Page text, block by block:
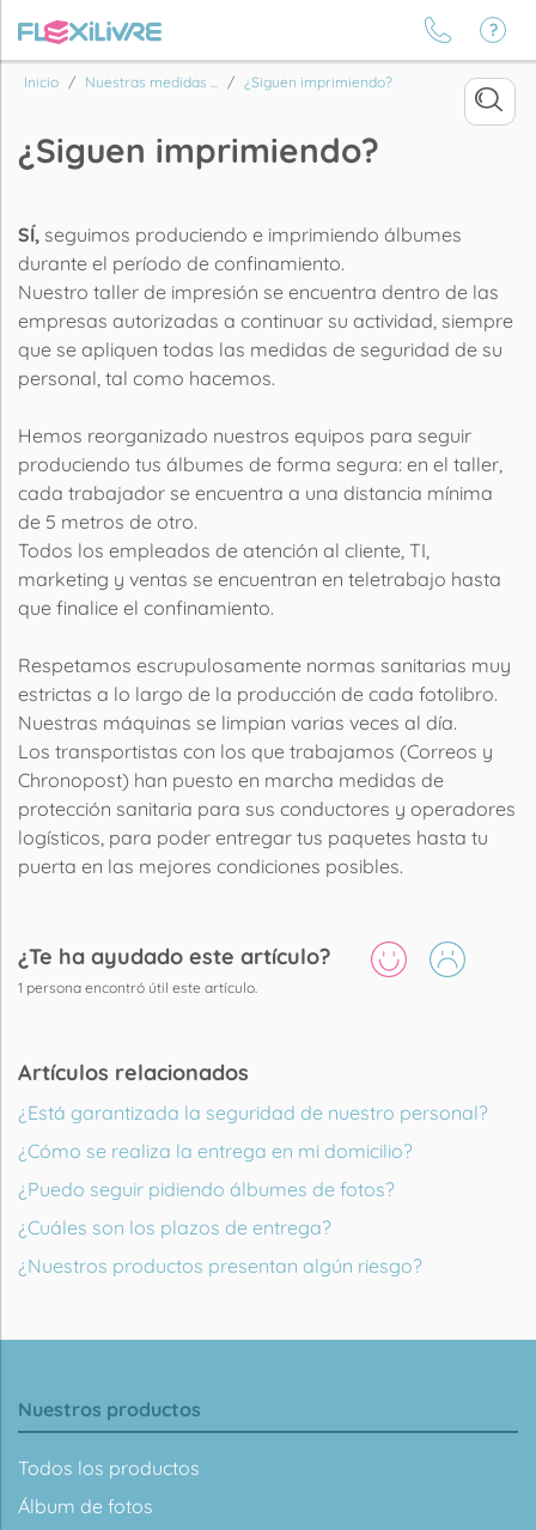
Inicio Nuestras medidas ... ¿Siguen imprimiendo?
¿Siguen imprimiendo?
SÍ, seguimos produciendo e imprimiendo álbumes
durante el período de confinamiento.
Nuestro taller de impresión se encuentra dentro de las
empresas autorizadas a continuar su actividad, siempre
que se apliquen todas las medidas de seguridad de su
personal, tal como hacemos.
Hemos reorganizado nuestros equipos para seguir
produciendo tus álbumes de forma segura: en el taller,
cada trabajador se encuentra a una distancia mínima
de 5 metros de otro.
Todos los empleados de atención al cliente, TI,
marketing y ventas se encuentran en teletrabajo hasta
que finalice el confinamiento.
Respetamos escrupulosamente normas sanitarias muy
estrictas a lo largo de la producción de cada fotolibro.
Nuestras máquinas se limpian varias veces al día.
Los transportistas con los que trabajamos (Correos y
Chronopost) han puesto en marcha medidas de
protección sanitaria para sus conductores y operadores
logísticos, para poder entregar tus paquetes hasta tu
puerta en las mejores condiciones posibles.
¿Te ha ayudado este artículo?
1 persona encontró útil este artículo.
Artículos relacionados
¿Está garantizada la seguridad de nuestro personal?
¿Cómo se realiza la entrega en mi domicilio?
¿Puedo seguir pidiendo álbumes de fotos?
¿Cuáles son los plazos de entrega?
¿Nuestros productos presentan algún riesgo?
Nuestros productos
Todos los productos
Álbum de fotos